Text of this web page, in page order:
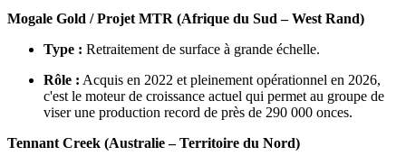
Mogale Gold / Projet MTR (Afrique du Sud – West Rand)
Type : Retraitement de surface à grande échelle.
Rôle : Acquis en 2022 et pleinement opérationnel en 2026,
c'est le moteur de croissance actuel qui permet au groupe de
viser une production record de près de 290 000 onces.
Tennant Creek (Australie – Territoire du Nord)